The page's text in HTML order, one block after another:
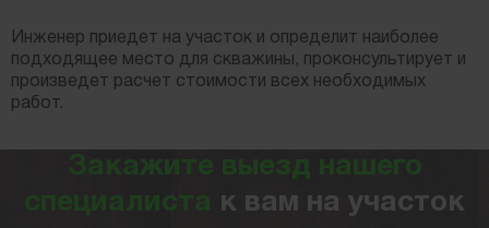
Инженер приедет на участок и определит наиболее
подходящее место для скважины, проконсультирует и
произведет расчет стоимости всех необходимых
работ.
Закажите выезд нашего
специалиста к вам на участок